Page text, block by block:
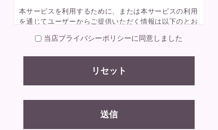
本サービスを利用するために、または本サービスの利用
を通じてユーザーからご提供いただく情報は以下のとお
・氏名、生年月日、性別、職業等プロフィールに関する
・入力フォームその他当店が定める方法を通じてユーザ
当店プライバシーポリシーに同意しました
送信